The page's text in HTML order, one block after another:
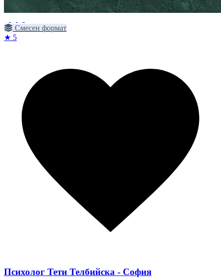
Смесен формат
★ 5
Психолог Тети Телбийска - София